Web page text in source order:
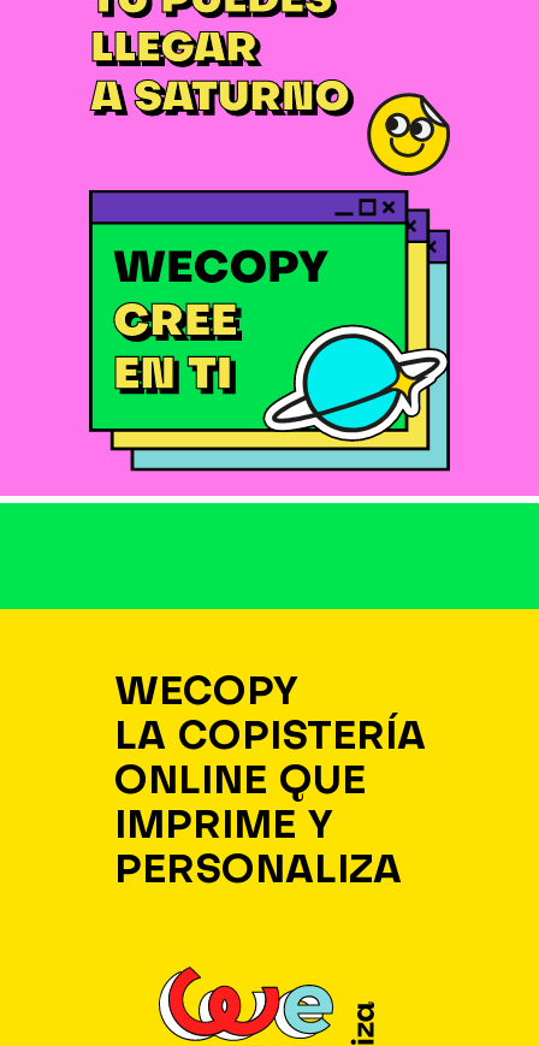
WECOPY
LA COPISTERÍA
ONLINE QUE
IMPRIME Y
PERSONALIZA